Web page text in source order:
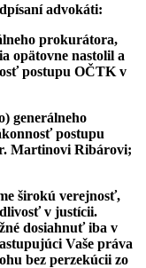
advokáti:
prokurátora,
opätovne nastolil a
postupu OČTK v
generálneho
postupu
Martinovi Ribárovi;
širokú verejnosť,
v justícii.
dosiahnuť iba v
Vaše práva
bez perzekúcii zo